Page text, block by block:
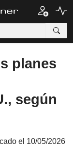
planes
según
el 10/05/2026